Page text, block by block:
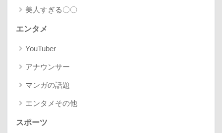
美人すぎる〇〇
エンタメ
YouTuber
アナウンサー
マンガの話題
エンタメその他
スポーツ